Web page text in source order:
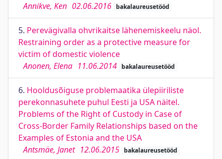
Annikve, Ken 02.06.2016 bakalaureusetööd
5. Perevägivalla ohvrikaitse lähenemiskeelu näol.
Restraining order as a protective measure for
victim of domestic violence
Anonen, Elena 11.06.2014 bakalaureusetööd
6. Hooldusõiguse problemaatika ülepiiriliste
perekonnasuhete puhul Eesti ja USA näitel.
Problems of the Right of Custody in Case of
Cross-Border Family Relationships based on the
Examples of Estonia and the USA
Antsmäe, Janet 12.06.2015 bakalaureusetööd